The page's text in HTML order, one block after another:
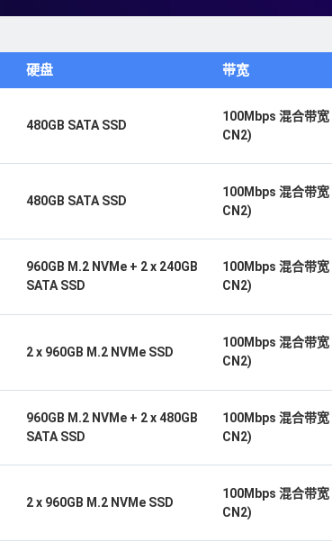
硬盘 带宽
480GB SATA SSD
100Mbps 混合带
CN2)
480GB SATA SSD
100Mbps 混合带
CN2)
960GB M.2 NVMe + 2 x 240GB
SATA SSD
100Mbps 混合带
CN2)
2 x 960GB M.2 NVMe SSD
100Mbps 混合带
CN2)
960GB M.2 NVMe + 2 x 480GB
SATA SSD
100Mbps 混合带
CN2)
2 x 960GB M.2 NVMe SSD
100Mbps 混合带
CN2)